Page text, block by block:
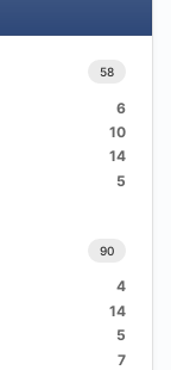
58
6
10
14
5
90
4
14
5
7